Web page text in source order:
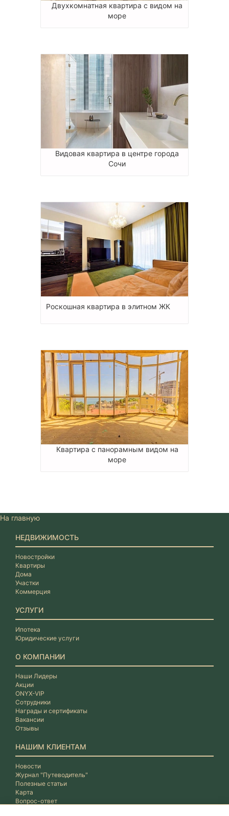
Двухкомнатная квартира с видом на
море
Видовая квартира в центре города
Сочи
Роскошная квартира в элитном ЖК
Квартира с панорамным видом на
море
На главную
НЕДВИЖИМОСТЬ
Новостройки
Квартиры
Дома
Участки
Коммерция
УСЛУГИ
Ипотека
Юридические услуги
О КОМПАНИИ
Наши Лидеры
Акции
ONYX-VIP
Сотрудники
Награды и сертификаты
Вакансии
Отзывы
НАШИМ КЛИЕНТАМ
Новости
Журнал "Путеводитель"
Полезные статьи
Карта
Вопрос-ответ